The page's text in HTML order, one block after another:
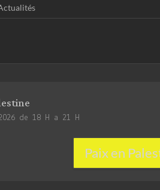
de 18 H a 21 H
Paix en